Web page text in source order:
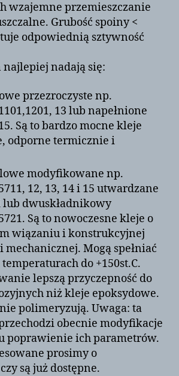
wzajemne przemieszczanie
Grubość spoiny <
odpowiednią sztywność
najlepiej nadają się:
przezroczyste np.
13 lub napełnione
Są to bardzo mocne kleje
odporne termicznie i
modyfikowane np.
12, 13, 14 i 15 utwardzane
dwuskładnikowy
Są to nowoczesne kleje o
wiązaniu i konstrukcyjnej
mechanicznej. Mogą spełniać
do +150st.C.
lepszą przyczepność do
niż kleje epoksydowe.
nie polimeryzują. Uwaga: ta
obecnie modyfikacje
poprawienie ich parametrów.
prosimy o
są już dostępne.